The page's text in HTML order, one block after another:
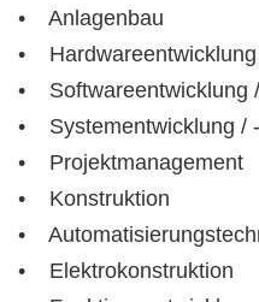
• Anlagenbau
• Hardwareentwicklung
• Softwareentwicklung
• Systementwicklung /
• Projektmanagement
• Konstruktion
•
• Elektrokonstruktion